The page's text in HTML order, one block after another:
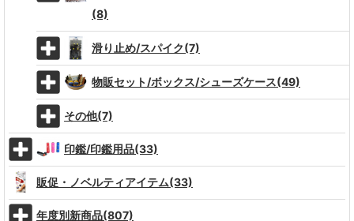
(8)
滑り止め/スパイク(7)
物販セット/ボックス/シューズケース(49)
その他(7)
印鑑/印鑑用品(33)
販促・ノベルティアイテム(33)
年度別新商品(807)